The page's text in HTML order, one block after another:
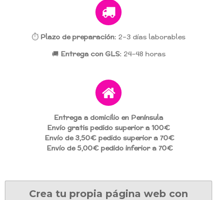
⏱️ Plazo de preparación: 2–3 días laborables
🚚 Entrega con GLS: 24–48 horas
Entrega a domicilio en Península
Envío gratis pedido superior a 100€
Envío de 3,50€ pedido superior a 70€
Envío de 5,00€ pedido inferior a 70€
Crea tu propia página web con